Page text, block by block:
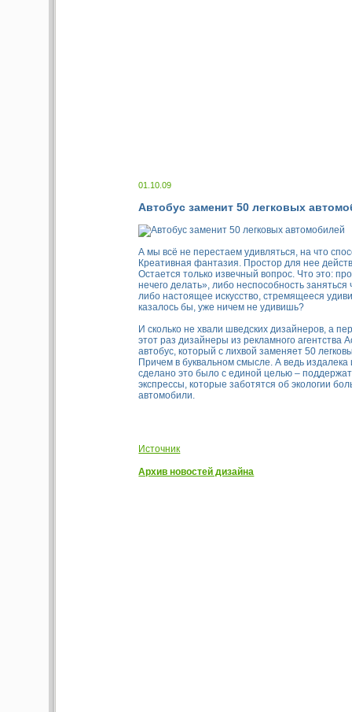
01.10.09
Автобус заменит 50 легковых
А мы всё не перестаем удивляться, на что
Креативная фантазия. Простор для нее
Остается только извечный вопрос. Что это:
нечего делать», либо неспособность заняться
либо настоящее искусство, стремящееся
казалось бы, уже ничем не удивишь?
И сколько не хвали шведских дизайнеров, а
этот раз дизайнеры из рекламного агентства
автобус, который с лихвой заменяет 50
Причем в буквальном смысле. А ведь
сделано это было с единой целью –
экспрессы, которые заботятся об экологии
автомобили.
Источник
Архив новостей дизайна